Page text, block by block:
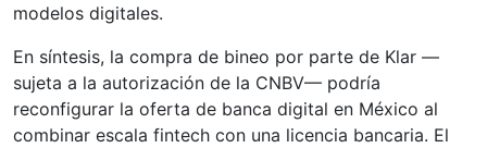
modelos digitales.
En síntesis, la compra de bineo por parte de Klar —
sujeta a la autorización de la CNBV— podría
reconfigurar la oferta de banca digital en México al
combinar escala fintech con una licencia bancaria. El